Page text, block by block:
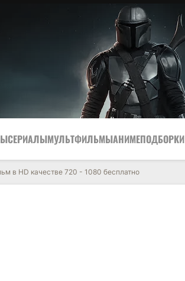
СЕРИАЛЫМУЛЬТФИЛЬМЫАНИМЕПОДБОРКИ
в HD качестве 720 - 1080 бесплатно